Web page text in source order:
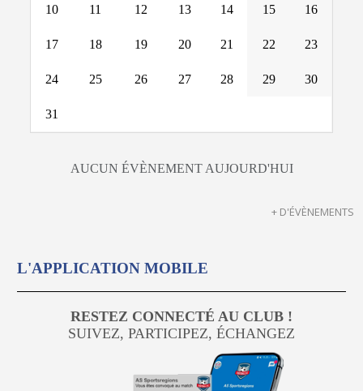
10 11 12 13 14 15 16
17 18 19 20 21 22 23
24 25 26 27 28 29 30
31
AUCUN ÉVÈNEMENT AUJOURD'HUI
+ D'ÉVÈNEMENTS
L'APPLICATION MOBILE
RESTEZ CONNECTÉ AU CLUB !
SUIVEZ, PARTICIPEZ, ÉCHANGEZ